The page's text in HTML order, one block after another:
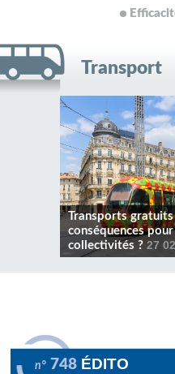
Transport
Transports gratuits
conséquences
collectivités ? 27
n° 748 ÉDITO